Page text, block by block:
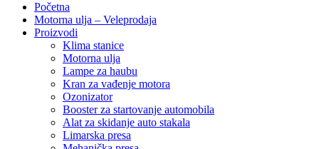
Početna
Motorna ulja – Veleprodaja
Proizvodi
Klima stanice
Motorna ulja
Lampe za haubu
Kran za vađenje motora
Ozonizator
Booster za startovanje automobila
Alat za skidanje auto stakala
Limarska presa